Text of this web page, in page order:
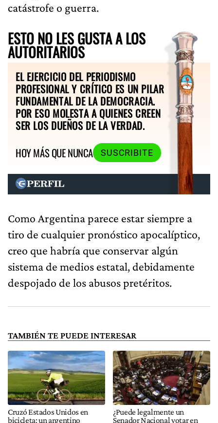
catástrofe o guerra.
ESTO NO LES GUSTA A LOS
AUTORITARIOS
EL EJERCICIO DEL PERIODISMO
PROFESIONAL Y CRÍTICO ES UN PILAR
FUNDAMENTAL DE LA DEMOCRACIA.
POR ESO MOLESTA A QUIENES CREEN
SER LOS DUEÑOS DE LA VERDAD.
HOY MÁS QUE NUNCA
SUSCRIBITE
Como Argentina parece estar siempre a
tiro de cualquier pronóstico apocalíptico,
creo que habría que conservar algún
sistema de medios estatal, debidamente
despojado de los abusos pretéritos.
TAMBIÉN TE PUEDE INTERESAR
Cruzó Estados Unidos en
bicicleta: un argentino
¿Puede legalmente un
Senador Nacional votar en